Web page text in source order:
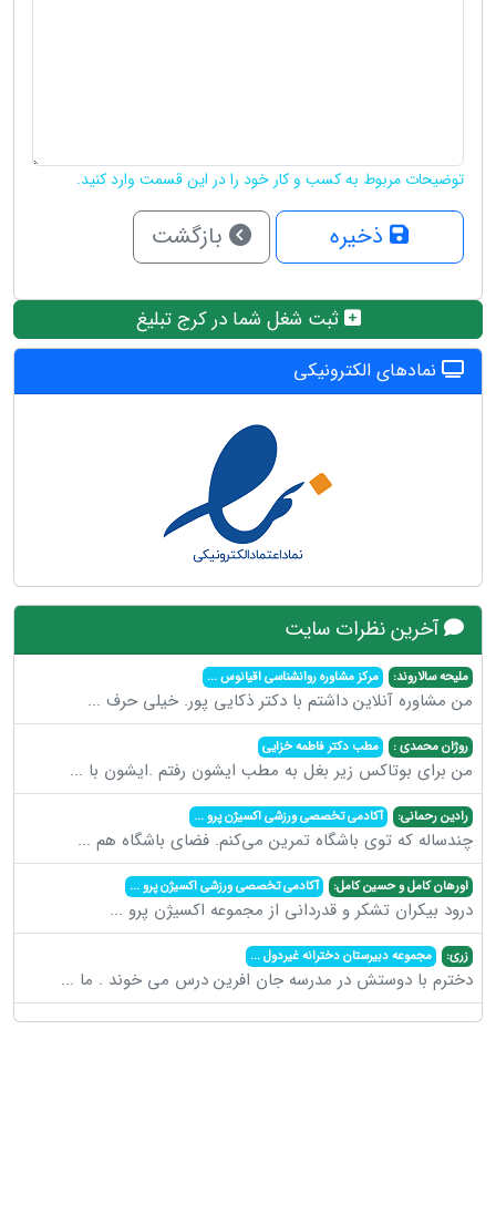
توضیحات مربوط به کسب و کار خود را در این قسمت وارد کنید.
ذخیره بازگشت
ثبت شغل شما در کرج تبلیغ
نمادهای الکترونیکی
آخرین نظرات سایت
ملیحه سالاروند: مرکز مشاوره روانشناسی اقیانوس...
من مشاوره آنلاین داشتم با دکتر ذکایی پور. خیلی حرف ...
روژان محمدی : مطب دکتر فاطمه خزایی
من برای بوتاکس زیر بغل به مطب ایشون رفتم .ایشون با ...
رادین رحمانی: آکادمی تخصصی ورزشی اکسیژن پرو...
چندساله که توی باشگاه تمرین می‌کنم. فضای باشگاه هم ...
اورهان کامل و حسین کامل: آکادمی تخصصی ورزشی اکسیژن پرو...
درود بیکران تشکر و قدردانی از مجموعه اکسیژن پرو ...
زری: مجموعه دبیرستان دخترانه غیردول...
دخترم با دوستش در مدرسه جان افرین درس می خوند . ما ...